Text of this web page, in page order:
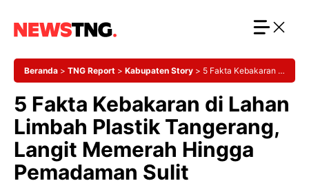
Beranda > TNG Report > Kabupaten Story > 5 Fakta Kebakaran di
Pemadaman Sulit
5 Fakta Kebakaran di Lahan
Limbah Plastik Tangerang,
Langit Memerah Hingga
Pemadaman Sulit